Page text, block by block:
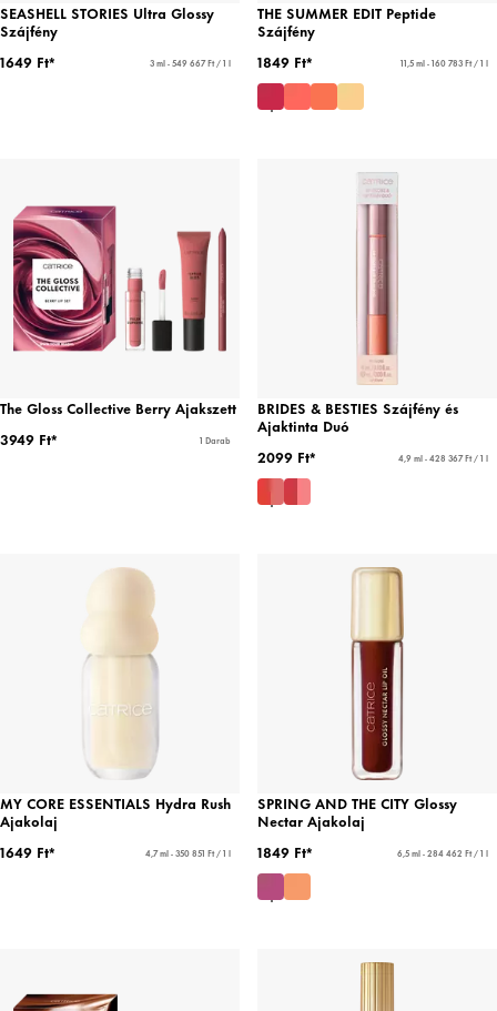
SEASHELL STORIES Ultra Glossy
Szájfény
1649 Ft*
3 ml - 549 667 Ft / 1 l
THE SUMMER EDIT Peptide
Szájfény
1849 Ft*
11,5 ml - 160 783 Ft / 1 l
The Gloss Collective Berry Ajakszett
3949 Ft*
1 Darab
BRIDES & BESTIES Szájfény és
Ajaktinta Duó
2099 Ft*
4,9 ml - 428 367 Ft / 1 l
MY CORE ESSENTIALS Hydra Rush
Ajakolaj
1649 Ft*
4,7 ml - 350 851 Ft / 1 l
SPRING AND THE CITY Glossy
Nectar Ajakolaj
1849 Ft*
6,5 ml - 284 462 Ft / 1 l